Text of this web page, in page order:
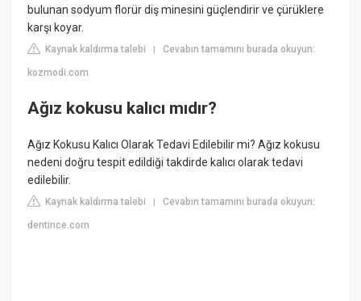
bulunan sodyum florür diş minesini güçlendirir ve çürüklere
karşı koyar.
Kaynak kaldırma talebi |Cevabın tamamını burada okuyun:
kozmodi.com
Ağız kokusu kalıcı mıdır?
Ağız Kokusu Kalıcı Olarak Tedavi Edilebilir mi? Ağız kokusu
nedeni doğru tespit edildiği takdirde kalıcı olarak tedavi
edilebilir.
Kaynak kaldırma talebi |Cevabın tamamını burada okuyun:
dentince.com